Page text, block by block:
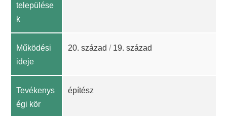
települése
k
Működési
ideje
20. század / 19. század
Tevékenys
égi kör
építész